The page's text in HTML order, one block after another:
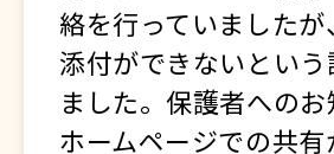
絡を行っていました
添付ができないという
ました。保護者へのお
ホームページでの共